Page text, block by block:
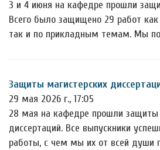
3 и 4 июня на кафедре прошли
Всего было защищено 29 работ как
так и по прикладным темам. Мы
Защиты магистерских
29 мая 2026 г., 17:05
28 мая на кафедре прошли защиты
диссертаций. Все выпускники
работы, с чем мы их от всей души